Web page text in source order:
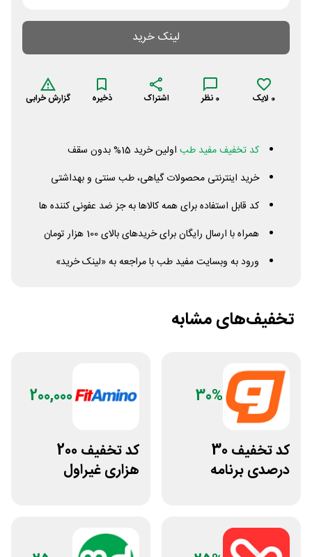
لینک خرید
0 لایک 0 نظر اشتراک ذخیره گزارش خرابی
کد تخفیف مفید طب اولین خرید 15% بدون سقف
خرید اینترنتی محصولات گیاهی، طب سنتی و بهداشتی
کد قابل استفاده برای همه کالاها به جز ضد عفونی کننده ها
همراه با ارسال رایگان برای خریدهای بالای 100 هزار تومان
ورود به وبسایت مفید طب با مراجعه به «لینک خرید»
تخفیف‌های مشابه
30%
کد تخفیف 30
درصدی برنامه
200,000
کد تخفیف 200
هزاری غیراول